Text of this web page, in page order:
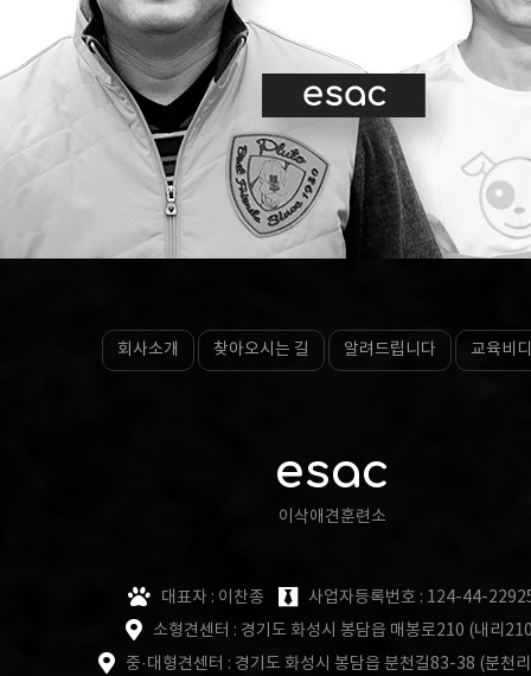
회사소개 찾아오시는 길 알려드립니다 교육비
esac
이삭애견훈련소
대표자 : 이찬종
사업자등록번호 : 124-44-
소형견센터 : 경기도 화성시 봉담읍 매봉로210 (내리
중·대형견센터 : 경기도 화성시 봉담읍 분천길83-38 (분천